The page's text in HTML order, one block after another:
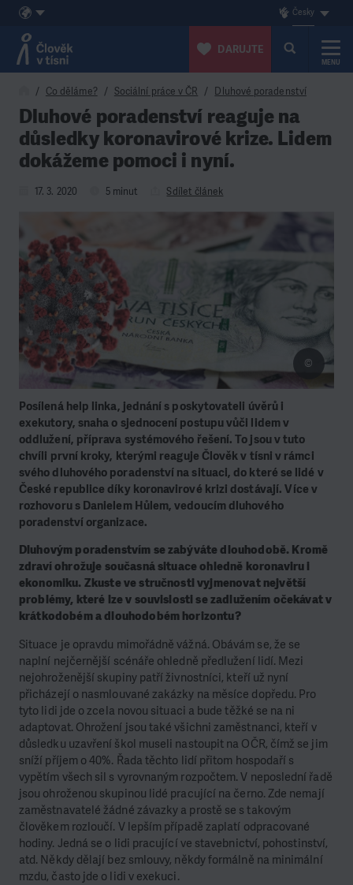
Přeskočit na obsah
Česky
DARUJTE
MENU
Co děláme? Sociální práce v ČR Dluhové poradenství
Dluhové poradenství reaguje na
důsledky koronavirové krize. Lidem
dokážeme pomoci i nyní.
17. 3. 2020 5 minut Sdílet článek
Posílená help linka, jednání s poskytovateli úvěrů i
exekutory, snaha o sjednocení postupu vůči lidem v
oddlužení, příprava systémového řešení. To jsou v tuto
chvíli první kroky, kterými reaguje Člověk v tísni v rámci
svého dluhového poradenství na situaci, do které se lidé v
České republice díky koronavirové krizi dostávají. Více v
rozhovoru s Danielem Hůlem, vedoucím dluhového
poradenství organizace.
©
Dluhovým poradenstvím se zabýváte dlouhodobě. Kromě
zdraví ohrožuje současná situace ohledně koronaviru i
ekonomiku. Zkuste ve stručnosti vyjmenovat největší
problémy, které lze v souvislosti se zadlužením očekávat v
krátkodobém a dlouhodobém horizontu?
Situace je opravdu mimořádně vážná. Obávám se, že se
naplní nejčernější scénáře ohledně předlužení lidí. Mezi
nejohroženější skupiny patří živnostníci, kteří už nyní
přicházejí o nasmlouvané zakázky na měsíce dopředu. Pro
tyto lidi jde o zcela novou situaci a bude těžké se na ni
adaptovat. Ohrožení jsou také všichni zaměstnanci, kteří v
důsledku uzavření škol museli nastoupit na OČR, čímž se jim
sníží příjem o 40%. Řada těchto lidí přitom hospodaří s
vypětím všech sil s vyrovnaným rozpočtem. V neposlední řadě
jsou ohroženou skupinou lidé pracující na černo. Zde nemají
zaměstnavatelé žádné závazky a prostě se s takovým
člověkem rozloučí. V lepším případě zaplatí odpracované
hodiny. Jedná se o lidi pracující ve stavebnictví, pohostinství,
atd. Někdy dělají bez smlouvy, někdy formálně na minimální
mzdu, často jde o lidi v exekuci.